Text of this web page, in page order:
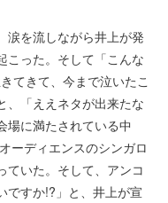
涙を流しながら井上が発
こった。そして「こんな
てきて、今まで泣いたこ
、「ええネタが出来たな
場に満たされている中
ーディエンスのシンガロ
ていた。そして、アンコ
ですか!?」と、井上が宣